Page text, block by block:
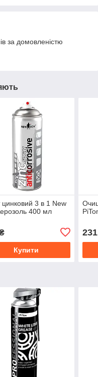
за домовленістю
цинковий 3 в 1 New
400 мл
Купити
231